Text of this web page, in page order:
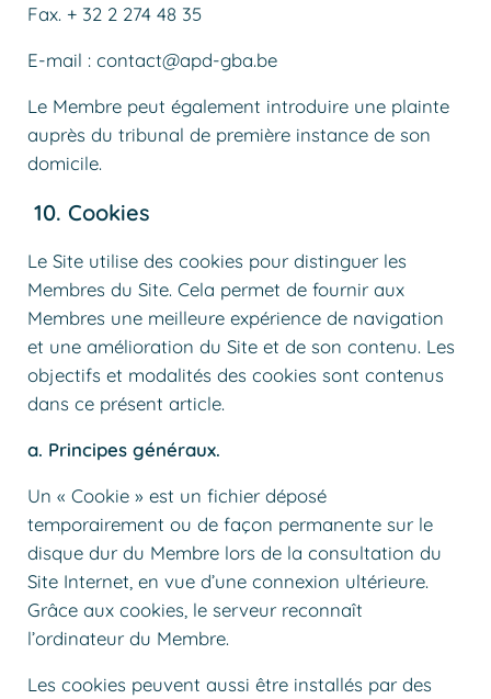
Fax. + 32 2 274 48 35
E-mail : contact@apd-gba.be
Le Membre peut également introduire une plainte
auprès du tribunal de première instance de son
domicile.
10. Cookies
Le Site utilise des cookies pour distinguer les
Membres du Site. Cela permet de fournir aux
Membres une meilleure expérience de navigation
et une amélioration du Site et de son contenu. Les
objectifs et modalités des cookies sont contenus
dans ce présent article.
a. Principes généraux.
Un « Cookie » est un fichier déposé
temporairement ou de façon permanente sur le
disque dur du Membre lors de la consultation du
Site Internet, en vue d’une connexion ultérieure.
Grâce aux cookies, le serveur reconnaît
l’ordinateur du Membre.
Les cookies peuvent aussi être installés par des